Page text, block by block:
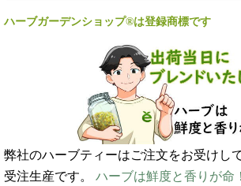
ハーブガーデンショップ®は登録商標です
弊社のハーブティーはご注文をお受けし
受注生産です。 ハーブは鮮度と香りが命